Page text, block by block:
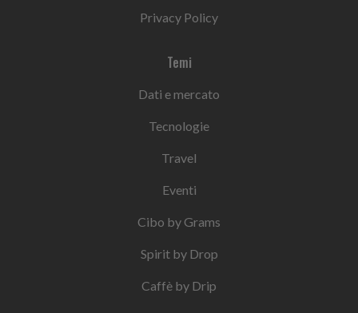
Privacy Policy
Temi
Dati e mercato
Tecnologie
Travel
Eventi
Cibo by Grams
Spirit by Drop
Caffè by Drip